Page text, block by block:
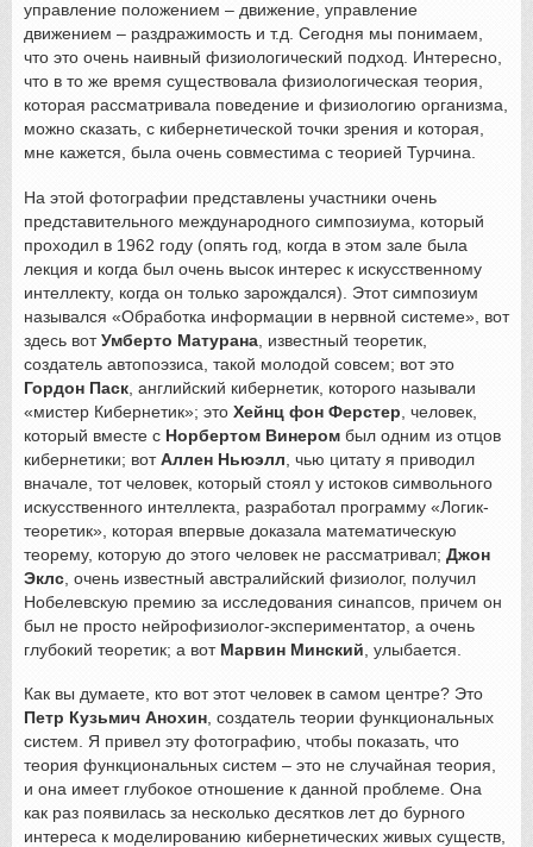
управление положением – движение, управление
движением – раздражимость и т.д. Сегодня мы понимаем,
что это очень наивный физиологический подход. Интересно,
что в то же время существовала физиологическая теория,
которая рассматривала поведение и физиологию организма,
можно сказать, с кибернетической точки зрения и которая,
мне кажется, была очень совместима с теорией Турчина.
На этой фотографии представлены участники очень
представительного международного симпозиума, который
проходил в 1962 году (опять год, когда в этом зале была
лекция и когда был очень высок интерес к искусственному
интеллекту, когда он только зарождался). Этот симпозиум
назывался «Обработка информации в нервной системе», вот
здесь вотУмберто Матурана, известный теоретик,
создатель автопоэзиса, такой молодой совсем; вот это
Гордон Паск, английский кибернетик, которого называли
«мистер Кибернетик»; это Хейнц фон Ферстер , человек,
который вместе с Норбертом Винеромбыл одним из отцов
кибернетики; вотАллен Ньюэлл , чью цитату я приводил
вначале, тот человек, который стоял у истоков символьного
искусственного интеллекта, разработал программу «Логик-
теоретик», которая впервые доказала математическую
теорему, которую до этого человек не рассматривал; Джон
Эклс, очень известный австралийский физиолог, получил
Нобелевскую премию за исследования синапсов, причем он
был не просто нейрофизиолог-экспериментатор, а очень
глубокий теоретик; а вот Марвин Минский , улыбается.
Как вы думаете, кто вот этот человек в самом центре? Это
Петр Кузьмич Анохин, создатель теории функциональных
систем. Я привел эту фотографию, чтобы показать, что
теория функциональных систем – это не случайная теория,
и она имеет глубокое отношение к данной проблеме. Она
как раз появилась за несколько десятков лет до бурного
интереса к моделированию кибернетических живых существ,